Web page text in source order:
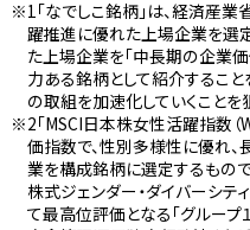
1「なでしこ銘柄」は、経済産
躍推進に優れた上場企業を選
た上場企業を「中長期の企業
力ある銘柄として紹介するこ
の取組を加速化していくことを
2「MSCI日本株女性活躍指数（
価指数で、性別多様性に優れ
業を構成銘柄に選定するもの
株式ジェンダー・ダイバーシテ
て最高位評価となる「グループ